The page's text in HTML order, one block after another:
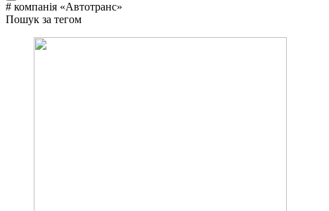
# компанія «Автотранс»
Пошук за тегом